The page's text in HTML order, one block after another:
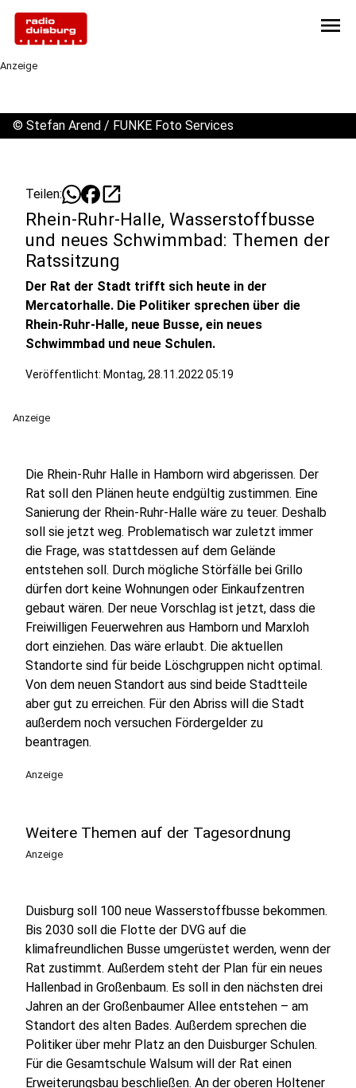
menu
Anzeige
© Stefan Arend / FUNKE Foto Services
Teilen: open_in_new
Rhein-Ruhr-Halle, Wasserstoffbusse
und neues Schwimmbad: Themen der
Ratssitzung
Der Rat der Stadt trifft sich heute in der
Mercatorhalle. Die Politiker sprechen über die
Rhein-Ruhr-Halle, neue Busse, ein neues
Schwimmbad und neue Schulen.
Veröffentlicht: Montag, 28.11.2022 05:19
Anzeige
Die Rhein-Ruhr Halle in Hamborn wird abgerissen. Der
Rat soll den Plänen heute endgültig zustimmen. Eine
Sanierung der Rhein-Ruhr-Halle wäre zu teuer. Deshalb
soll sie jetzt weg. Problematisch war zuletzt immer
die Frage, was stattdessen auf dem Gelände
entstehen soll. Durch mögliche Störfälle bei Grillo
dürfen dort keine Wohnungen oder Einkaufzentren
gebaut wären. Der neue Vorschlag ist jetzt, dass die
Freiwilligen Feuerwehren aus Hamborn und Marxloh
dort einziehen. Das wäre erlaubt. Die aktuellen
Standorte sind für beide Löschgruppen nicht optimal.
Von dem neuen Standort aus sind beide Stadtteile
aber gut zu erreichen. Für den Abriss will die Stadt
außerdem noch versuchen Fördergelder zu
beantragen.
Anzeige
Weitere Themen auf der Tagesordnung
Anzeige
Duisburg soll 100 neue Wasserstoffbusse bekommen.
Bis 2030 soll die Flotte der DVG auf die
klimafreundlichen Busse umgerüstet werden, wenn der
Rat zustimmt. Außerdem steht der Plan für ein neues
Hallenbad in Großenbaum. Es soll in den nächsten drei
Jahren an der Großenbaumer Allee entstehen – am
Standort des alten Bades. Außerdem sprechen die
Politiker über mehr Platz an den Duisburger Schulen.
Für die Gesamtschule Walsum will der Rat einen
Erweiterungsbau beschließen. An der oberen Holtener